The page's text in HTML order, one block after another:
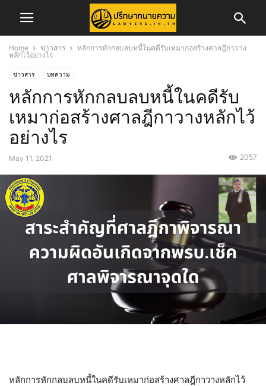
Home ข่าวสาร
หลักการหักกลบลบหนี้ในคดีรับเหมาก่อสร้างศาลฎีกาวาง
หลักไว้อย่างไร
ข่าวสาร บทความ
หลักการหักกลบลบหนี้ในคดีรับ
เหมาก่อสร้างศาลฎีกาวางหลักไว้
อย่างไร
May 11, 2021 2057
หลักการหักกลบลบหนี้ในคดีรับเหมาก่อสร้างศาลฎีกาวางหลักไว้